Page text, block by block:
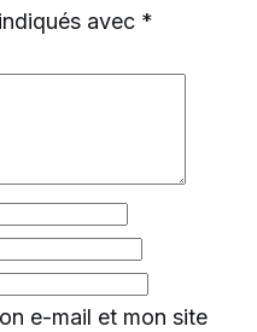
avec *
e-mail et mon site